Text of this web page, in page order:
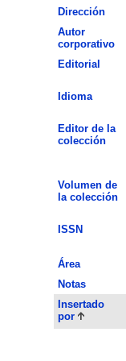
Dirección
Autor
corporativo
Editorial
Idioma
Editor de la
colección
Volumen de
la colección
ISSN
Área
Notas
Insertado
por